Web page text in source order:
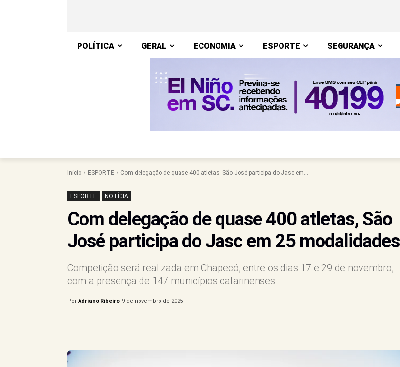
POLÍTICA GERAL ECONOMIA ESPORTE SEGURANÇA
Início ESPORTE Com delegação de quase 400 atletas, São José participa do Jasc em...
ESPORTE NOTÍCIA
Com delegação de quase 400 atletas, São
José participa do Jasc em 25 modalidades
Competição será realizada em Chapecó, entre os dias 17 e 29 de novembro,
com a presença de 147 municípios catarinenses
Por Adriano Ribeiro 9 de novembro de 2025